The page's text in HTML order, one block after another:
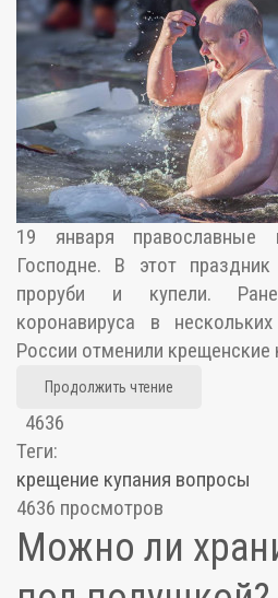
19 января православные
Господне. В этот
проруби и купели.
коронавируса в
России отменили крещенские
Продолжить чтение
4636
Теги:
крещение купания вопросы
4636 просмотров
Можно ли